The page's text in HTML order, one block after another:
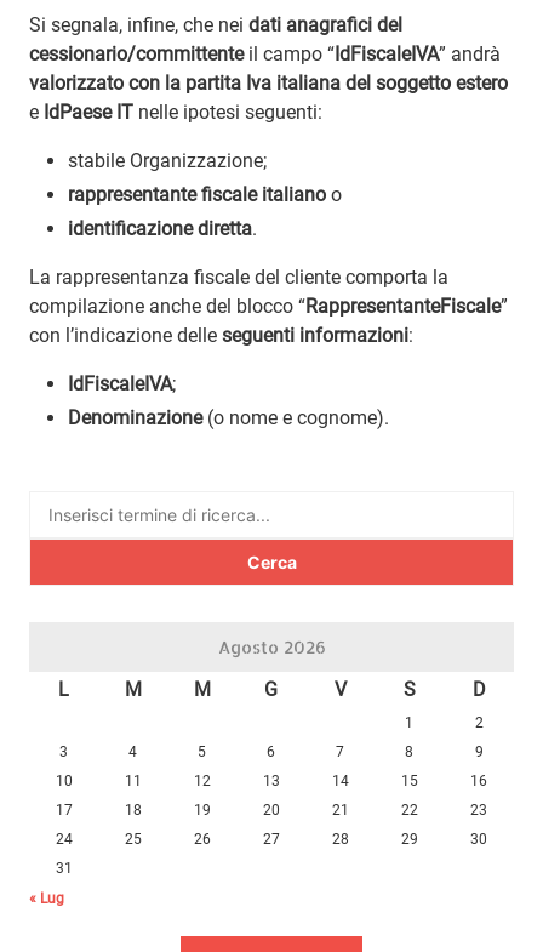
Si segnala, infine, che nei dati anagrafici del
cessionario/committenteil campo “IdFiscaleIVA” andrà
valorizzato con la partita Iva italiana del soggetto estero
e IdPaese IT nelle ipotesi seguenti:
stabile Organizzazione;
rappresentante fiscale italiano o
identificazione diretta.
La rappresentanza fiscale del cliente comporta la
compilazione anche del blocco “RappresentanteFiscale”
con l’indicazione delle seguenti informazioni:
IdFiscaleIVA;
Denominazione(o nome e cognome).
Ricerca
Agosto 2026
L M M G V S D
1
2
3
4 5 6 7 8
9
10
11 12 13 14 15
16
17
18 19 20 21 22
23
24
25 26 27 28 29
30
31
« Lug